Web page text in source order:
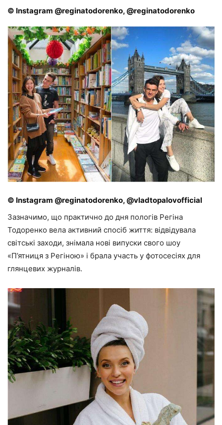
© Instagram @reginatodorenko, @reginatodorenko
© Instagram @reginatodorenko, @vladtopalovofficial
Зазначимо, що практично до дня пологів Регіна
Тодоренко вела активний спосіб життя: відвідувала
світські заходи, знімала нові випуски свого шоу
«П’ятниця з Регіною» і брала участь у фотосесіях для
глянцевих журналів.